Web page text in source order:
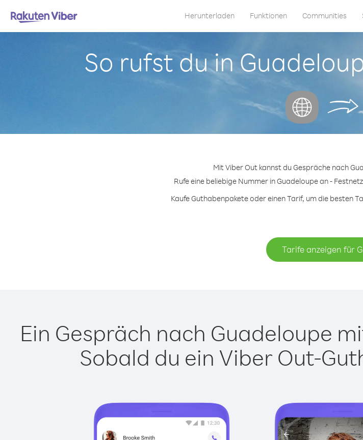
Herunterladen Funktionen Communities
So rufst du in
Mit Viber Out kannst du Gespräche nach
Rufe eine beliebige Nummer in Guadeloupe an -
Kaufe Guthabenpakete oder einen Tarif, um die besten
Tarife anzeigen für
Ein Gespräch nach Guadeloupe
Sobald du ein Viber Out-